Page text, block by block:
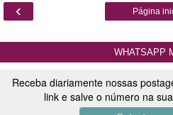
‹ Página
WHATSAPP
Receba diariamente nossas
link e salve o número na